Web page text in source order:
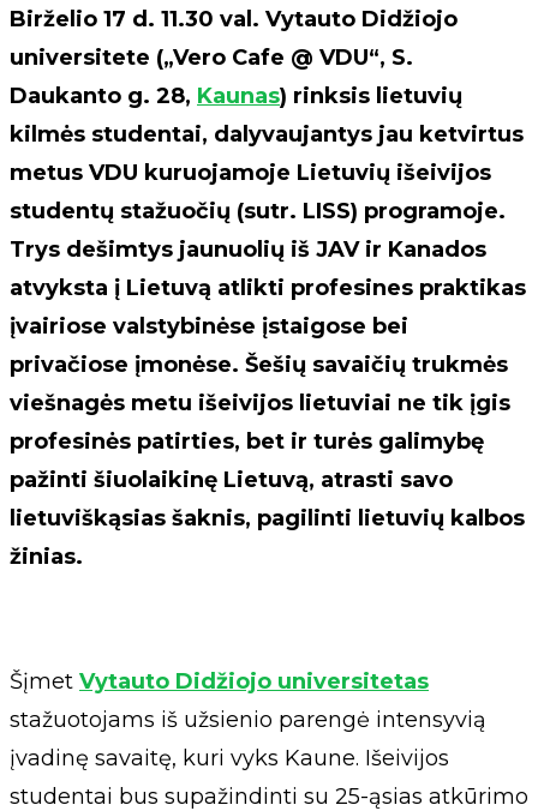
Birželio 17 d. 11.30 val. Vytauto Didžiojo
universitete („Vero Cafe @ VDU“, S.
Daukanto g. 28, Kaunas) rinksis lietuvių
kilmės studentai, dalyvaujantys jau ketvirtus
metus VDU kuruojamoje Lietuvių išeivijos
studentų stažuočių (sutr. LISS) programoje.
Trys dešimtys jaunuolių iš JAV ir Kanados
atvyksta į Lietuvą atlikti profesines praktikas
įvairiose valstybinėse įstaigose bei
privačiose įmonėse. Šešių savaičių trukmės
viešnagės metu išeivijos lietuviai ne tik įgis
profesinės patirties, bet ir turės galimybę
pažinti šiuolaikinę Lietuvą, atrasti savo
lietuviškąsias šaknis, pagilinti lietuvių kalbos
žinias.
Šįmet Vytauto Didžiojo universitetas
stažuotojams iš užsienio parengė intensyvią
įvadinę savaitę, kuri vyks Kaune. Išeivijos
studentai bus supažindinti su 25-ąsias atkūrimo